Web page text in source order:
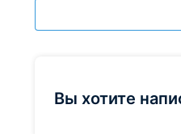
Вы хотите